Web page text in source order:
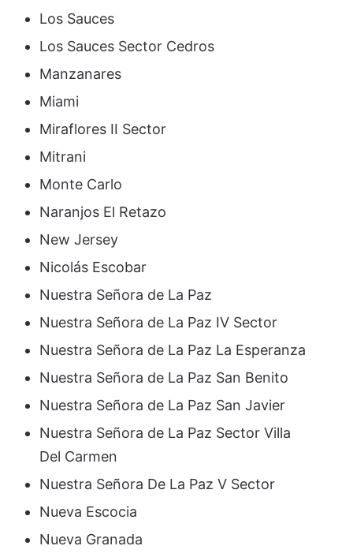
Los Sauces
Los Sauces Sector Cedros
Manzanares
Miami
Miraflores II Sector
Mitrani
Monte Carlo
Naranjos El Retazo
New Jersey
Nicolás Escobar
Nuestra Señora de La Paz
Nuestra Señora de La Paz IV Sector
Nuestra Señora de La Paz La Esperanza
Nuestra Señora de La Paz San Benito
Nuestra Señora de La Paz San Javier
Nuestra Señora de La Paz Sector Villa
Del Carmen
Nuestra Señora De La Paz V Sector
Nueva Escocia
Nueva Granada